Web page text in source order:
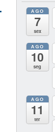
AGO
7
sex
AGO
10
seg
AGO
11
ter